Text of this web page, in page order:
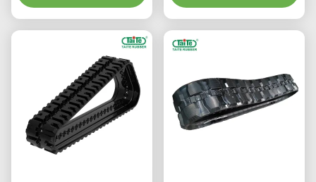
সিটিএল রাবার ট্র্যাক